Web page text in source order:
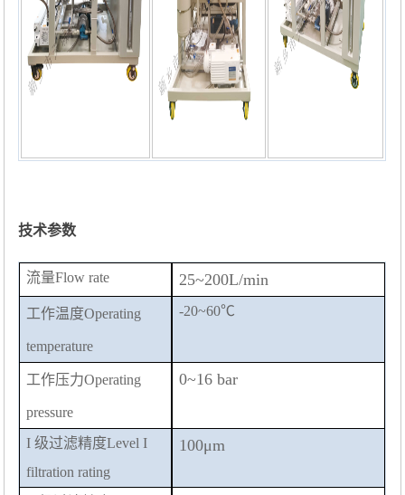
技术参数
流量Flow rate 25~200L/min
工作温度Operating
temperature
-20~60℃
工作压力Operating
pressure
0~16 bar
I级过滤精度Level I
filtrationrating
100μm